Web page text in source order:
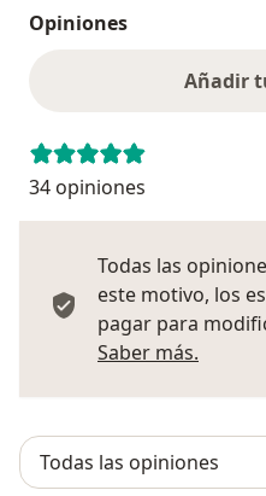
Opiniones
Añadir
34 opiniones
Todas las
este motivo, los
pagar para
Saber más.